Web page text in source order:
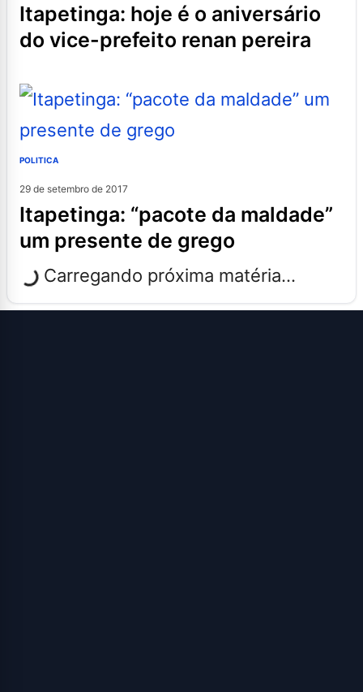
itapetinga: hoje é o aniversário
do vice-prefeito renan pereira
POLITICA
29 de setembro de 2017
itapetinga: “pacote da maldade”
um presente de grego
Carregando próxima matéria...